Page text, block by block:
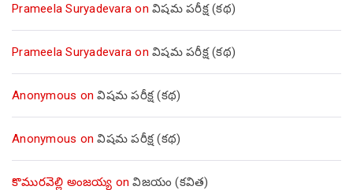
Prameela Suryadevara on విషమ పరీక్ష (క‌థ‌)
Prameela Suryadevara on విషమ పరీక్ష (క‌థ‌)
Anonymous onవిషమ పరీక్ష (క‌థ‌)
Anonymous onవిషమ పరీక్ష (క‌థ‌)
కొమురవెల్లి అంజయ్య onవిజయం (కవిత)